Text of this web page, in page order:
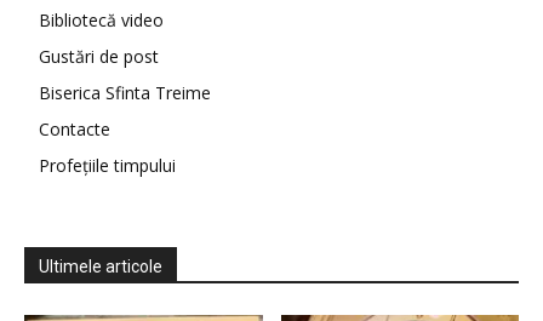
Bibliotecă video
Gustări de post
Biserica Sfinta Treime
Contacte
Profețiile timpului
Ultimele articole